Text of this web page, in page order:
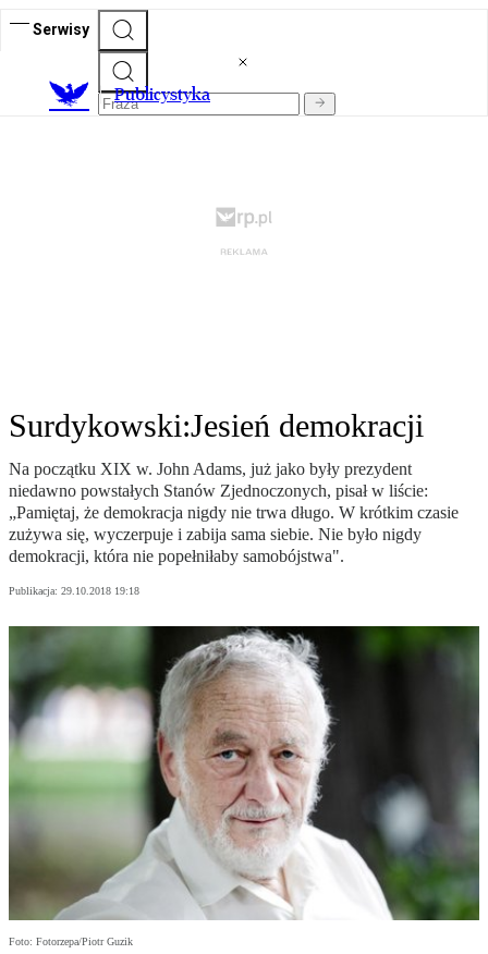
Serwisy
Publicystyka
Surdykowski:Jesień demokracji
Na początku XIX w. John Adams, już jako były prezydent
niedawno powstałych Stanów Zjednoczonych, pisał w liście:
„Pamiętaj, że demokracja nigdy nie trwa długo. W krótkim czasie
zużywa się, wyczerpuje i zabija sama siebie. Nie było nigdy
demokracji, która nie popełniłaby samobójstwa".
Publikacja: 29.10.2018 19:18
Foto: Fotorzepa/Piotr Guzik